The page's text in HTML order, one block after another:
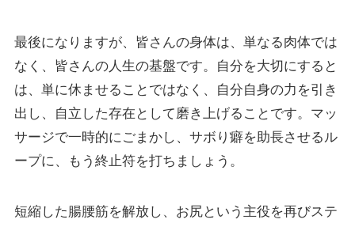
最後になりますが、皆さんの身体は、単なる肉体では
なく、皆さんの人生の基盤です。自分を大切にすると
は、単に休ませることではなく、自分自身の力を引き
出し、自立した存在として磨き上げることです。マッ
サージで一時的にごまかし、サボり癖を助長させるル
ープに、もう終止符を打ちましょう。
短縮した腸腰筋を解放し、お尻という主役を再びステ